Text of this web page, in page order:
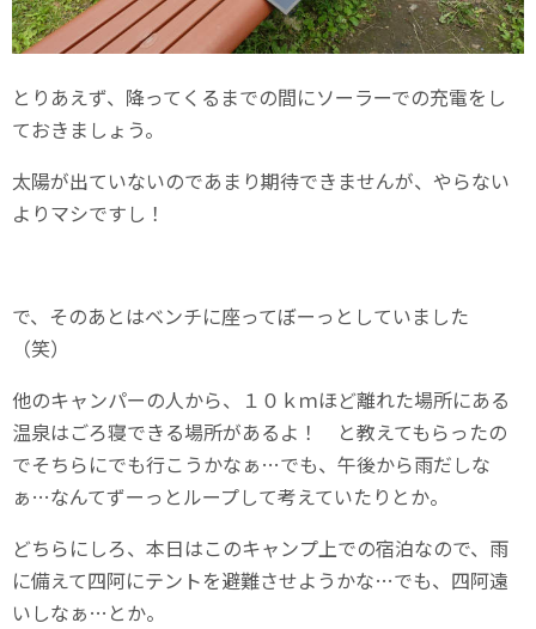
とりあえず、降ってくるまでの間にソーラーでの充電をし
ておきましょう。
太陽が出ていないのであまり期待できませんが、やらない
よりマシですし！
で、そのあとはベンチに座ってぼーっとしていました
（笑）
他のキャンパーの人から、１０ｋｍほど離れた場所にある
温泉はごろ寝できる場所があるよ！ と教えてもらったの
でそちらにでも行こうかなぁ…でも、午後から雨だしな
ぁ…なんてずーっとループして考えていたりとか。
どちらにしろ、本日はこのキャンプ上での宿泊なので、雨
に備えて四阿にテントを避難させようかな…でも、四阿遠
いしなぁ…とか。